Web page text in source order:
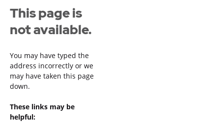
This page is
not available.
You may have typed the
address incorrectly or we
may have taken this page
down.
These links may be
helpful: